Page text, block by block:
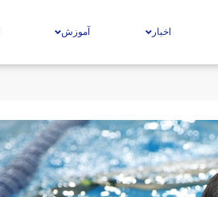
اخبار آموزش